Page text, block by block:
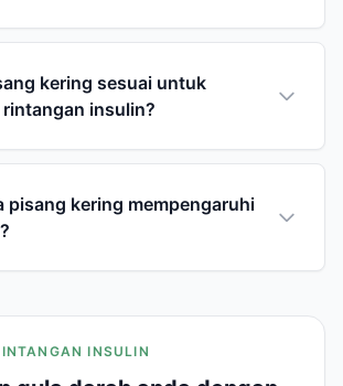
kering sesuai untuk
insulin?
pisang kering mempengaruhi
INSULIN